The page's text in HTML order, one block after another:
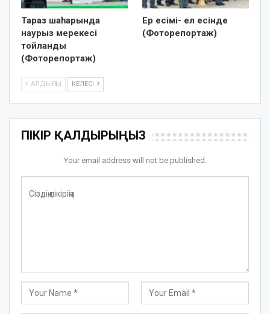
Тараз шаһарында
наурыз мерекесі
тойланды
(Фоторепортаж)
Ер есімі- ел есінде
(Фоторепортаж)
АЛДЫҢҒЫ КЕЛЕСІ
ПІКІР ҚАЛДЫРЫҢЫЗ
Your email address will not be published.